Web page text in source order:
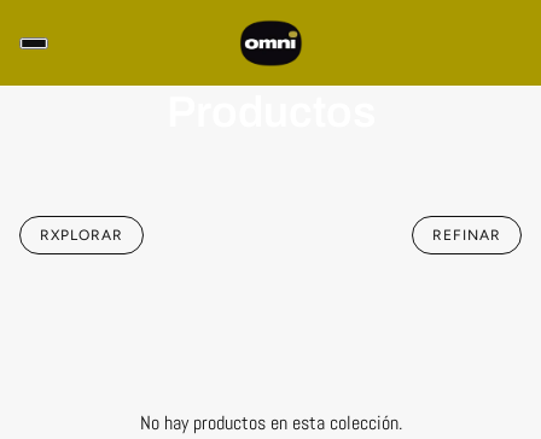
RXPLORAR REFINAR
No hay productos en esta colección.